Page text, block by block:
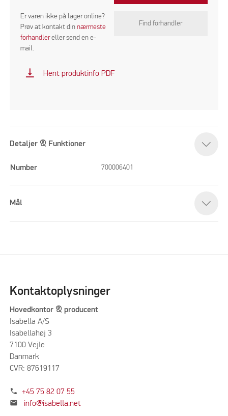
Er varen ikke på lager online?
Prøv at kontakt dinnærmeste
forhandlereller send en e-
mail.
Find forhandler
vertical_align_bottom Hent produktinfo PDF
Detaljer & Funktioner
Number 700006401
Mål
Kontaktoplysninger
Hovedkontor & producent
Isabella A/S
Isabellahøj 3
7100 Vejle
Danmark
CVR: 87619117
phone +45 75 82 07 55
mail info@isabella.net